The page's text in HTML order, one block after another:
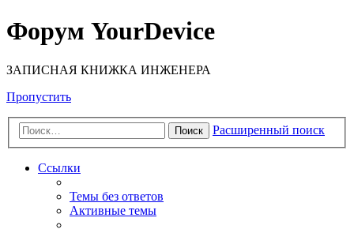
Форум YourDevice
ЗАПИСНАЯ КНИЖКА ИНЖЕНЕРА
Пропустить
Поиск Расширенный поиск
Ссылки
Темы без ответов
Активные темы